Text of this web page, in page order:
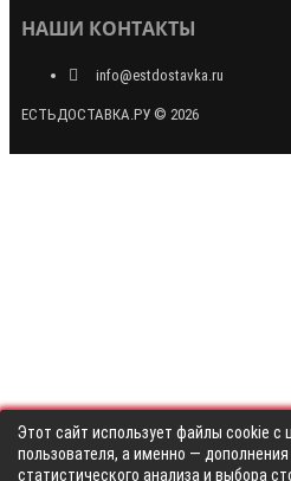
НАШИ КОНТАКТЫ
info@estdostavka.ru
ЕСТЬДОСТАВКА.РУ © 2026
Этот сайт использует файлы cookie
пользователя, а именно —
статистического анализа и выбора